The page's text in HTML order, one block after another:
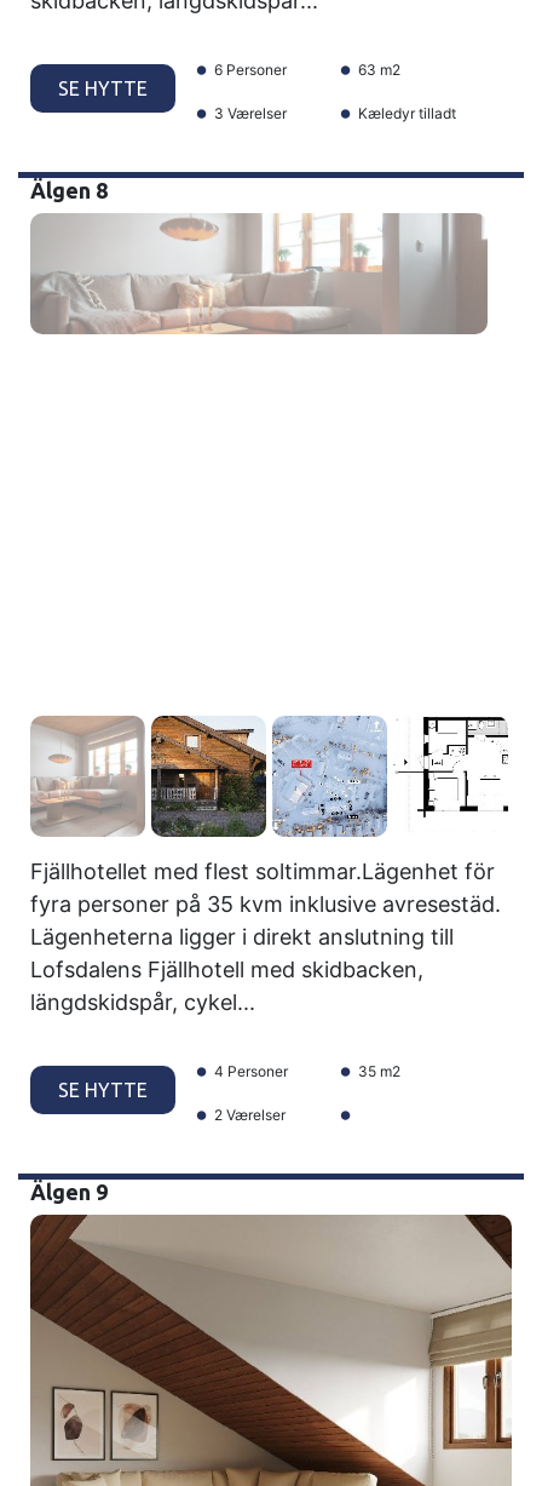
SE HYTTE
6 Personer 63 m2
3 Værelser Kæledyr tilladt
Älgen 8
Fjällhotellet med flest soltimmar.Lägenhet för
fyra personer på 35 kvm inklusive avresestäd.
Lägenheterna ligger i direkt anslutning till
Lofsdalens Fjällhotell med skidbacken,
längdskidspår, cykel...
SE HYTTE
4 Personer 35 m2
2 Værelser
Älgen 9